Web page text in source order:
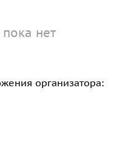
нет
организатора: